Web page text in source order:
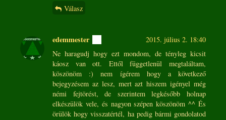
Válasz
edemmester
2015. július 2. 18:40
Ne haragudj hogy ezt mondom, de tényleg kicsit
káosz van ott. Ettől függetlenül megtaláltam,
köszönöm :) nem ígérem hogy a következő
bejegyzésem az lesz, mert azt hiszem igényel még
némi fejtörést, de szerintem legkésőbb holnap
elkészülök vele, és nagyon szépen köszönöm ^^ És
örülök hogy visszatértél, ha pedig bármi gondolatod